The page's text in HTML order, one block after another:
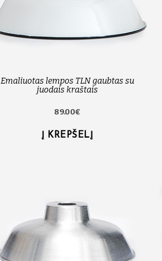
Emaliuotas lempos TLN gaubtas su
juodais kraštais
89.00€
Į KREPŠELĮ